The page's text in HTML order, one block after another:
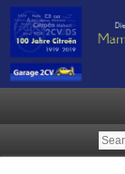
Ein
2000
Garage 2CV –